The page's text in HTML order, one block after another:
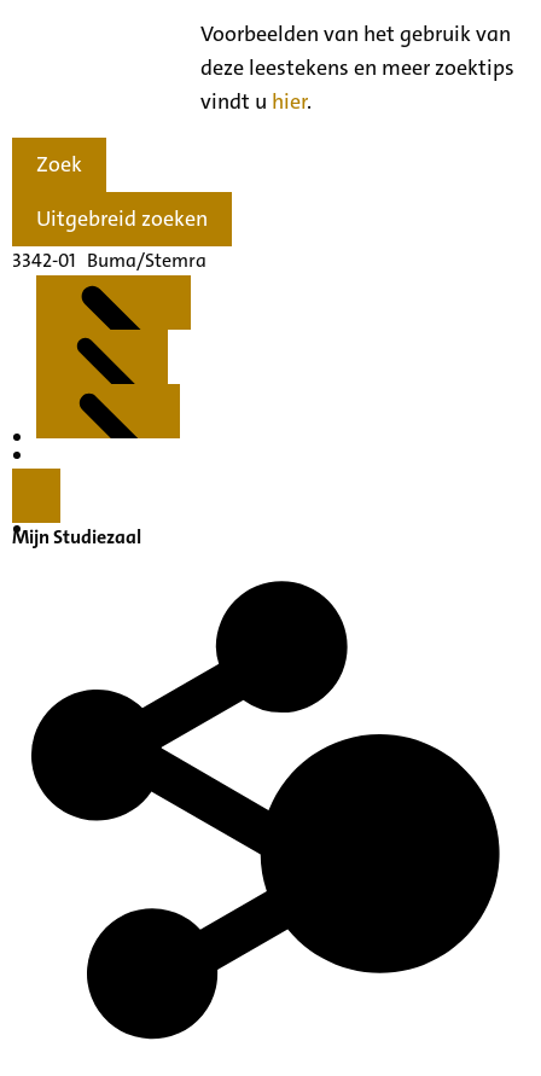
Voorbeelden van het gebruik van
deze leestekens en meer zoektips
vindt u hier.
Zoek
Uitgebreid zoeken
3342-01 Buma/Stemra
Inventaris
Mijn Studiezaal